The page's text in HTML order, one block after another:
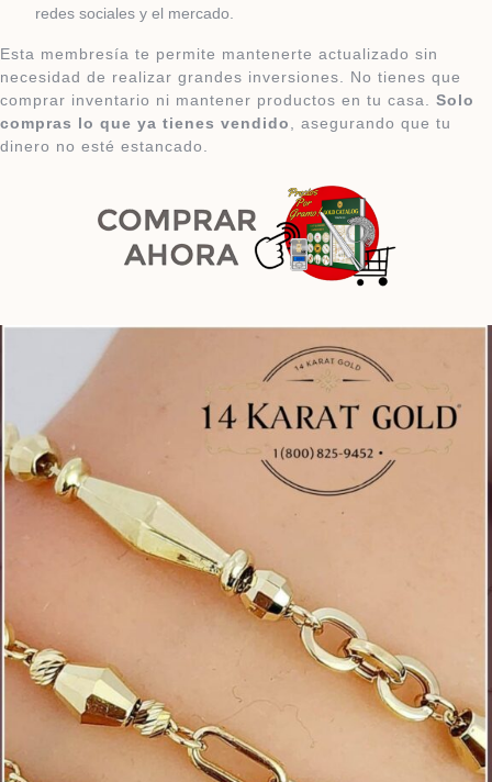
redes sociales y el mercado.
Esta membresía te permite mantenerte actualizado sin
necesidad de realizar grandes inversiones. No tienes que
comprar inventario ni mantener productos en tu casa. Solo
compras lo que ya tienes vendido
, asegurando que tu
dinero no esté estancado.